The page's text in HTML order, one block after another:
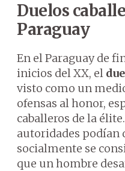
Duelos
Paraguay
En el Paraguay de
inicios del XX, el
visto como un
ofensas al honor,
caballeros de la
autoridades podían
socialmente se
que un hombre